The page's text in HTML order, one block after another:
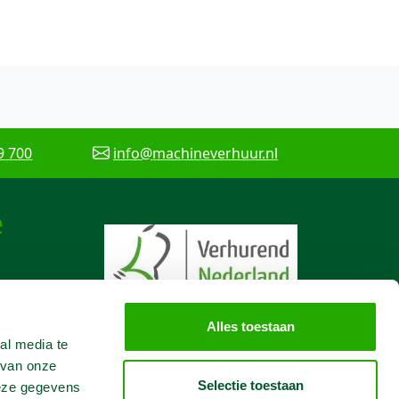
media te
onze
gegevens
Alles toestaan
Selectie toestaan
700 info@machineverhuur.nl